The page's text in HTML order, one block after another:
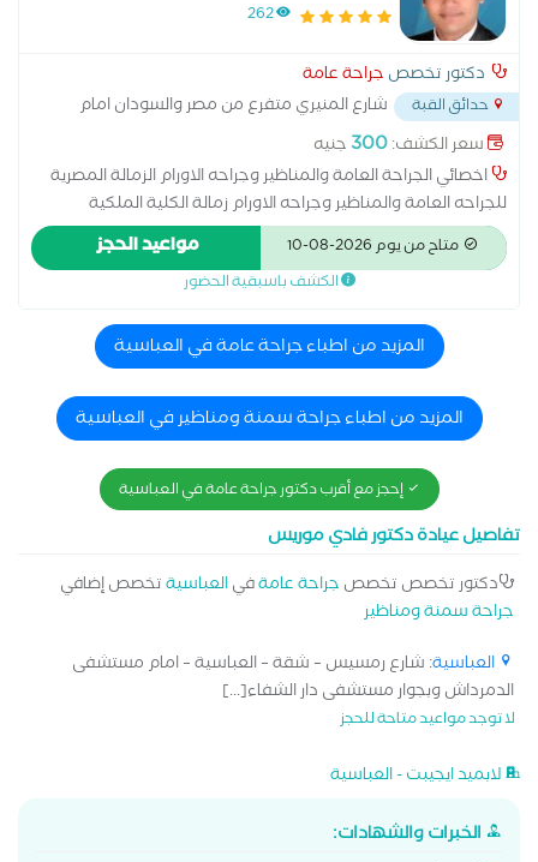
262
دكتور تخصص جراحة عامة
حدائق القبة
شارع المنيري متفرع من مصر والسودان امام
مترو الدمرداش...
سعر الكشف:300 جنيه
اخصائي الجراحة العامة والمناظير وجراحه الاورام الزمالة المصرية
للجراحه العامة والمناظير وجراحه الاورام زمالة الكلية الملكية
للجراحين مستشفي سان بولا حدايق القبه مستشفي المقطم
للتأمين الصحي مستشفي الخانكة التخصصي
متاح من يوم 2026-08-10 مواعيد الحجز
الكشف باسبقية الحضور
المزيد من اطباء جراحة عامة في العباسية
المزيد من اطباء جراحة سمنة ومناظير في العباسية
إحجز مع أقرب دكتور جراحة عامة في العباسية
تفاصيل عيادة دكتور فادي موريس
دكتور تخصص تخصص جراحة عامةفيالعباسيةتخصص إضافي
جراحة سمنة ومناظير
العباسية: شارع رمسيس – شقة – العباسية – امام مستشفى
الدمرداش وبجوار مستشفى دار الشفاء[...]
لا توجد مواعيد متاحة للحجز
لابميد ايجيبت - العباسية
الخبرات والشهادات: